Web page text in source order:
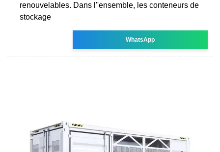
renouvelables. Dans l''ensemble, les conteneurs de
stockage
WhatsApp